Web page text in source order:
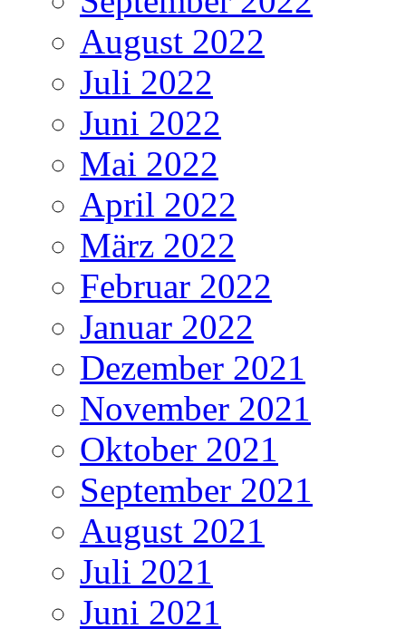
August 2022
Juli 2022
Juni 2022
Mai 2022
April 2022
März 2022
Februar 2022
Januar 2022
Dezember 2021
November 2021
Oktober 2021
September 2021
August 2021
Juli 2021
Juni 2021